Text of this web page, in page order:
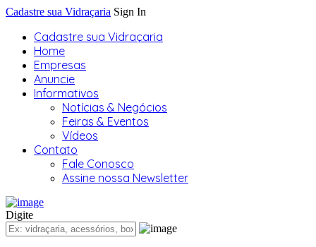
Cadastre sua Vidraçaria Sign In
Cadastre sua Vidraçaria
Home
Empresas
Anuncie
Informativos
Notícias & Negócios
Feiras & Eventos
Vídeos
Contato
Fale Conosco
Assine nossa Newsletter
Digite